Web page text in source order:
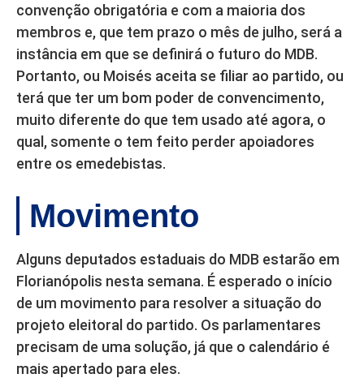
convenção obrigatória e com a maioria dos
membros e, que tem prazo o mês de julho, será a
instância em que se definirá o futuro do MDB.
Portanto, ou Moisés aceita se filiar ao partido, ou
terá que ter um bom poder de convencimento,
muito diferente do que tem usado até agora, o
qual, somente o tem feito perder apoiadores
entre os emedebistas.
Movimento
Alguns deputados estaduais do MDB estarão em
Florianópolis nesta semana. É esperado o início
de um movimento para resolver a situação do
projeto eleitoral do partido. Os parlamentares
precisam de uma solução, já que o calendário é
mais apertado para eles.